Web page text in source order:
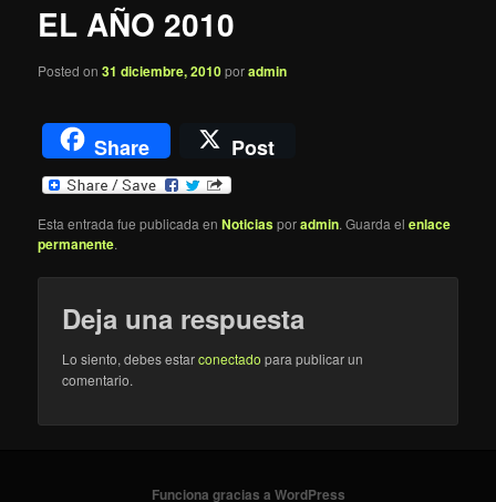
EL AÑO 2010
Posted on31 diciembre, 2010poradmin
Share Post
Esta entrada fue publicada enNoticiasporadmin. Guarda elenlace
permanente.
Deja una respuesta
Lo siento, debes estarconectado para publicar un
comentario.
Funciona gracias a WordPress